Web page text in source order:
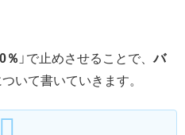
％ 」で止めさせることで、バ
いて書いていきます。